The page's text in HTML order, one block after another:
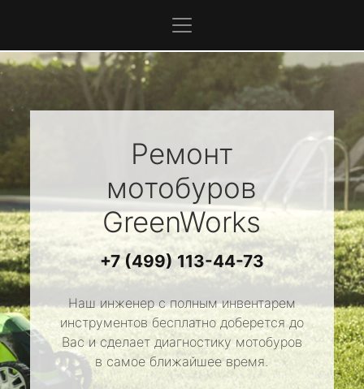
Ремонт
мотобуров
GreenWorks
+7 (499) 113-44-73
Наш инженер с полным инвентарем
инструментов бесплатно доберется до
Вас и сделает диагностику мотобуров
в самое ближайшее время.